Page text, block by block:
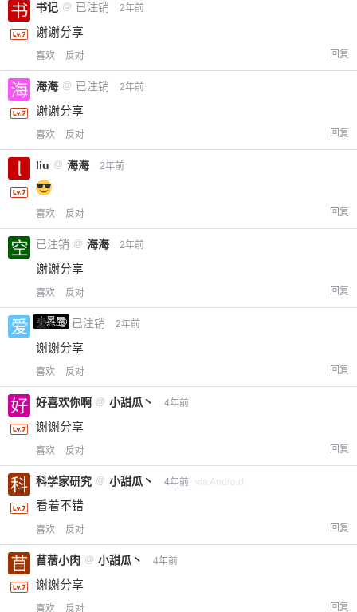
书记 @ 已注销 2年前
谢谢分享
喜欢 反对 回复
海海 @ 已注销 2年前
谢谢分享
喜欢 反对 回复
liu @ 海海 2年前
喜欢 反对 回复
已注销 @ 海海 2年前
谢谢分享
喜欢 反对 回复
小黑屋
爱X @ 已注销 2年前
谢谢分享
喜欢 反对 回复
好喜欢你啊 @ 小甜瓜丶 4年前
谢谢分享
喜欢 反对 回复
科学家研究 @ 小甜瓜丶 4年前 via Android
看着不错
喜欢 反对 回复
苜蓿小肉 @ 小甜瓜丶 4年前
谢谢分享
喜欢 反对 回复